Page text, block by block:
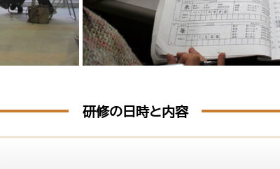
研修の日時と内容